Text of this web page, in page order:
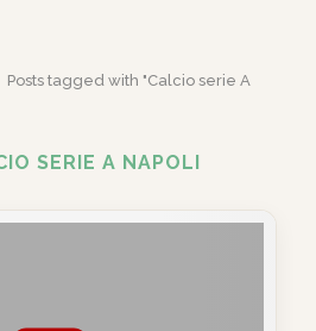
Posts tagged with "Calcio serie A
SERIE A NAPOLI